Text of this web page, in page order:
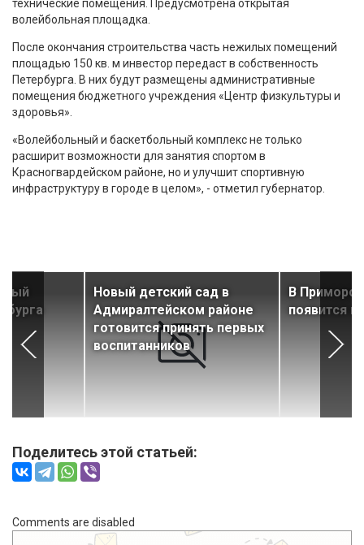
технические помещения. Предусмотрена открытая
волейбольная площадка.
После окончания строительства часть нежилых помещений
площадью 150 кв. м инвестор передаст в собственность
Петербурга. В них будут размещены административные
помещения бюджетного учреждения «Центр физкультуры и
здоровья».
«Волейбольный и баскетбольный комплекс не только
расширит возможности для занятия спортом в
Красногвардейском районе, но и улучшит спортивную
инфраструктуру в городе в целом», - отметил губернатор.
Новый детский сад в
Адмиралтейском районе
готовится принять первых
воспитанников
В
появится
Поделитесь этой статьей:
Comments are disabled